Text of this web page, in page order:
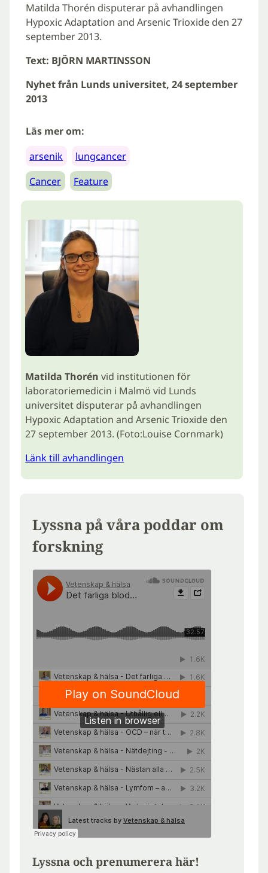
Matilda Thorén disputerar på avhandlingen
Hypoxic Adaptation and Arsenic Trioxide den 27
september 2013.
Text: BJÖRN MARTINSSON
Nyhet från Lunds universitet, 24 september
2013
Läs mer om:
arsenik
lungcancer
Cancer
Feature
Matilda Thorénvid institutionen för
laboratoriemedicin i Malmö vid Lunds
universitet disputerar på avhandlingen
Hypoxic Adaptation and Arsenic Trioxide den
27 september 2013. (Foto:Louise Cornmark)
Länk till avhandlingen
Lyssna på våra poddar om
forskning
Lyssna och prenumerera här!